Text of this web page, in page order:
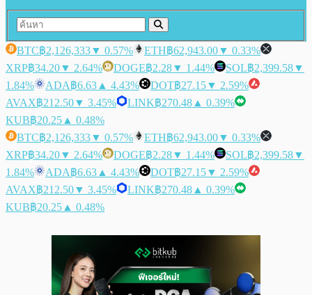
BTC฿2,126,333▼ 0.57% ETH฿62,943.00▼ 0.33%
XRP฿34.20▼ 2.64% DOGE฿2.28▼ 1.44% SOL฿2,399.58▼
1.84%
ADA฿6.63 ▲ 4.43% DOT฿27.15▼ 2.59%
AVAX฿212.50▼ 3.45% LINK฿270.48 ▲ 0.39%
KUB฿20.25 ▲ 0.48%
BTC฿2,126,333▼ 0.57% ETH฿62,943.00▼ 0.33%
XRP฿34.20▼ 2.64% DOGE฿2.28▼ 1.44% SOL฿2,399.58▼
1.84%
ADA฿6.63 ▲ 4.43% DOT฿27.15▼ 2.59%
AVAX฿212.50▼ 3.45% LINK฿270.48 ▲ 0.39%
KUB฿20.25 ▲ 0.48%